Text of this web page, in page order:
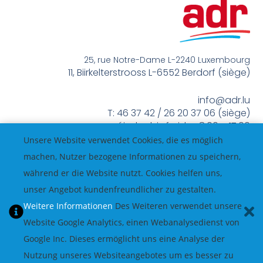
25, rue Notre-Dame L-2240 Luxembourg
11, Biirkelterstrooss L-6552 Berdorf (siège)
info@adr.lu
T: 46 37 42 / 26 20 37 06 (siège)
méindes bis freides 8:00 – 17:00
Unsere Website verwendet Cookies, die es möglich
machen, Nutzer bezogene Informationen zu speichern,
während er die Website nutzt. Cookies helfen uns,
unser Angebot kundenfreundlicher zu gestalten.
Weitere Informationen Des Weiteren verwendet unsere
Website Google Analytics, einen Webanalysedienst von
Google Inc. Dieses ermöglicht uns eine Analyse der
Nutzung unseres Websiteangebotes um es besser zu